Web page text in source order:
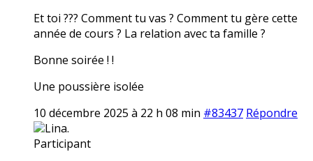
Et toi ??? Comment tu vas ? Comment tu gère cette
année de cours ? La relation avec ta famille ?
Bonne soirée ! !
Une poussière isolée
10 décembre 2025 à 22 h 08 min #83437 Répondre
Lina.
Participant